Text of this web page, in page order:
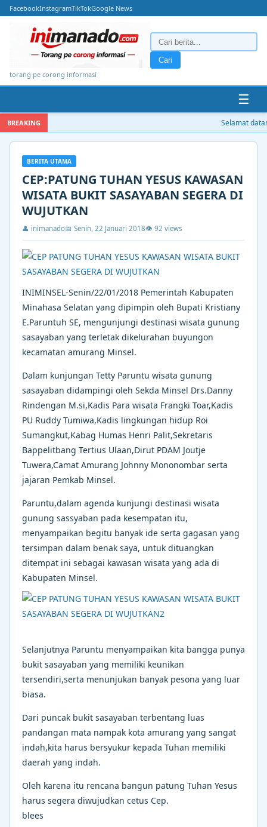
FacebookInstagramTikTokGoogle News
torang pe corong informasi
Cari
☰
BREAKING Selamat
BERITA UTAMA
CEP:PATUNG TUHAN YESUS KAWASAN
WISATA BUKIT SASAYABAN SEGERA DI
WUJUTKAN
👤 inimanado📅 Senin, 22 Januari 2018👁 92 views
INIMINSEL-Senin/22/01/2018 Pemerintah Kabupaten
Minahasa Selatan yang dipimpin oleh Bupati Kristiany
E.Paruntuh SE, mengunjungi destinasi wisata gunung
sasayaban yang terletak dikelurahan buyungon
kecamatan amurang Minsel.
Dalam kunjungan Tetty Paruntu wisata gunung
sasayaban didampingi oleh Sekda Minsel Drs.Danny
Rindengan M.si,Kadis Para wisata Frangki Toar,Kadis
PU Ruddy Tumiwa,Kadis lingkungan hidup Roi
Sumangkut,Kabag Humas Henri Palit,Sekretaris
Bappelitbang Tertius Ulaan,Dirut PDAM Joutje
Tuwera,Camat Amurang Johnny Mononombar serta
jajaran Pemkab Minsel.
Paruntu,dalam agenda kunjungi destinasi wisata
gunung sassyaban pada kesempatan itu,
menyampaikan begitu banyak ide serta gagasan yang
tersimpan dalam benak saya, untuk dituangkan
ditempat ini sebagai kawasan wisata yang ada di
Kabupaten Minsel.
Selanjutnya Paruntu menyampaikan kita bangga punya
bukit sasayaban yang memiliki keunikan
tersendiri,serta menunjukan banyak pesona yang luar
biasa.
Dari puncak bukit sasayaban terbentang luas
pandangan mata nampak kota amurang yang sangat
indah,kita harus bersyukur kepada Tuhan memiliki
daerah yang indah.
Oleh karena itu rencana bangun patung Tuhan Yesus
harus segera diwujudkan cetus Cep.
blees